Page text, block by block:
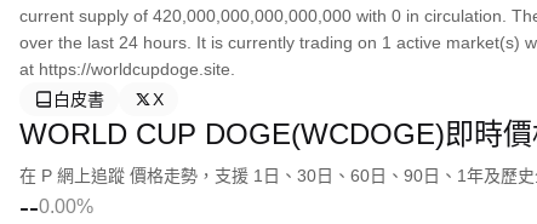
current supply of 420,000,000,000,000,000 with 0 in circulation.
over the last 24 hours. It is currently trading on 1 active market(s)
at https://worldcupdoge.site.
白皮書
X
WORLD CUP DOGE(WCDOGE)即時
在 P 網上追蹤 價格走勢，支援 1日、30日、60日、90日、1年及歷
--0.00%